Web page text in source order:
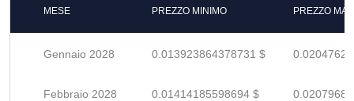
MESE PREZZO MINIMO PREZZO
Gennaio 2028 0.013923864378731 $
Febbraio 2028 0.01414185598694 $